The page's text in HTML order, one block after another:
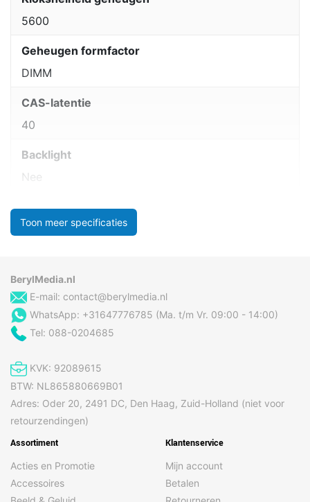
5600
Geheugen formfactor
DIMM
CAS-latentie
40
Backlight
Nee
Toon meer specificaties
BerylMedia.nl
E-mail: contact@berylmedia.nl
WhatsApp: +31647776785 (Ma. t/m Vr. 09:00 - 14:00)
Tel: 088-0204685
KVK: 92089615
BTW: NL865880669B01
Adres: Oder 20, 2491 DC, Den Haag, Zuid-Holland (niet voor
retourzendingen)
Assortiment
Acties en Promotie
Accessoires
Klantenservice
Mijn account
Betalen